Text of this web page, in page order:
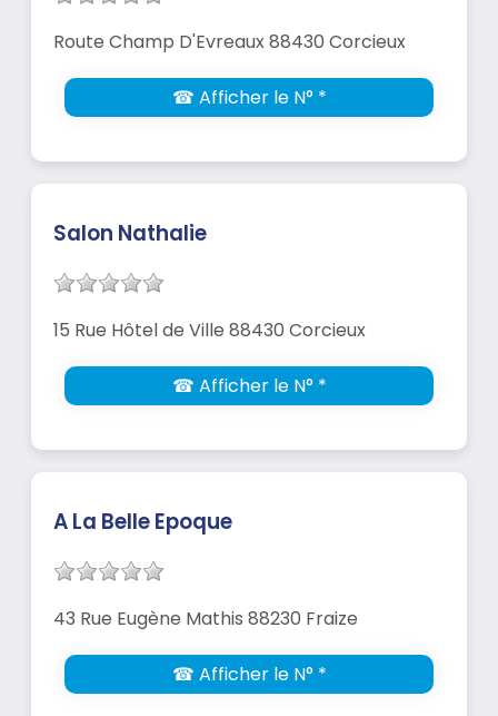
Route Champ D'Evreaux 88430 Corcieux
☎ Afficher le N° *
Salon Nathalie
15 Rue Hôtel de Ville 88430 Corcieux
☎ Afficher le N° *
A La Belle Epoque
43 Rue Eugène Mathis 88230 Fraize
☎ Afficher le N° *